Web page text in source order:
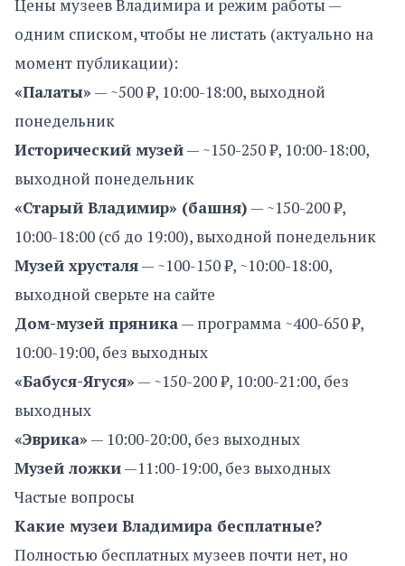
Цены музеев Владимира и режим работы —
одним списком, чтобы не листать (актуально на
момент публикации):
«Палаты»— ~500 ₽, 10:00-18:00, выходной
понедельник
Исторический музей— ~150-250 ₽, 10:00-18:00,
выходной понедельник
«Старый Владимир» (башня) — ~150-200 ₽,
10:00-18:00 (сб до 19:00), выходной понедельник
Музей хрусталя— ~100-150 ₽, ~10:00-18:00,
выходной сверьте на сайте
Дом-музей пряника— программа ~400-650 ₽,
10:00-19:00, без выходных
«Бабуся-Ягуся»— ~150-200 ₽, 10:00-21:00, без
выходных
«Эврика»— 10:00-20:00, без выходных
Музей ложки—11:00-19:00, без выходных
Частые вопросы
Какие музеи Владимира бесплатные?
Полностью бесплатных музеев почти нет, но